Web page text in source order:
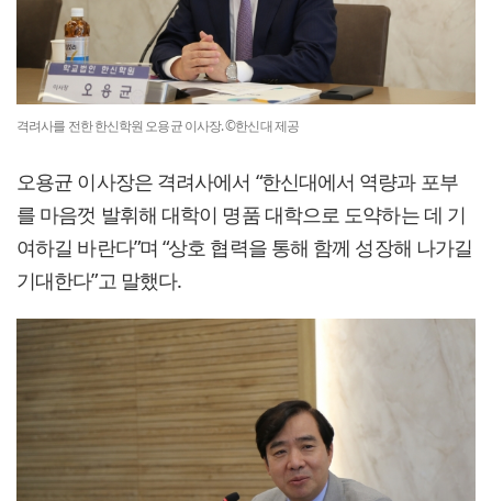
격려사를 전한 한신학원 오용균 이사장. ©한신대 제공
오용균 이사장은 격려사에서 “한신대에서 역량과 포부
를 마음껏 발휘해 대학이 명품 대학으로 도약하는 데 기
여하길 바란다”며 “상호 협력을 통해 함께 성장해 나가길
기대한다”고 말했다.